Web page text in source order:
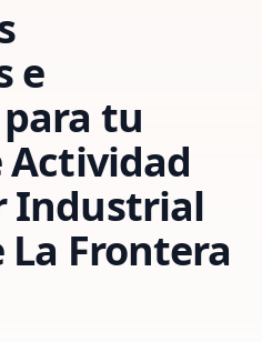
e
tu
Actividad
Industrial
La Frontera